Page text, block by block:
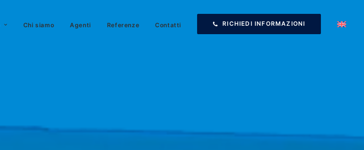
Chi siamo Agenti Referenze Contatti RICHIEDI INFORMAZIONI